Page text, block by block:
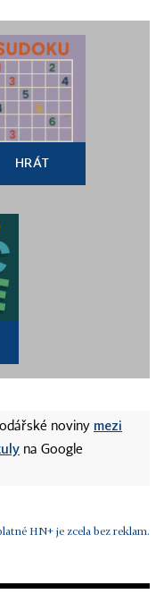
HRÁT
noviny mezi
na Google
HN+ je zcela bez reklam.